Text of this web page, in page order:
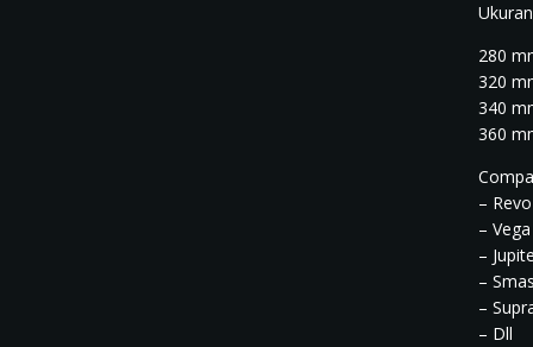
280
320
340
360
– Revo
– Vega
–
–
–
– Dll